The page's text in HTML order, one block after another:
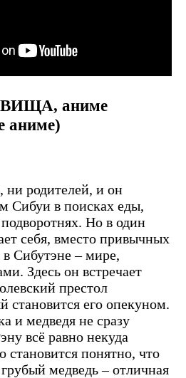
аниме
аниме)
ни родителей, и он
Сибуи в поисках еды,
Но в один
себя, вместо привычных
в Сибутэне – мире,
Здесь он встречает
престол
становится его опекуном.
и медведя не сразу
всё равно некуда
становится понятно, что
медведь – отличная